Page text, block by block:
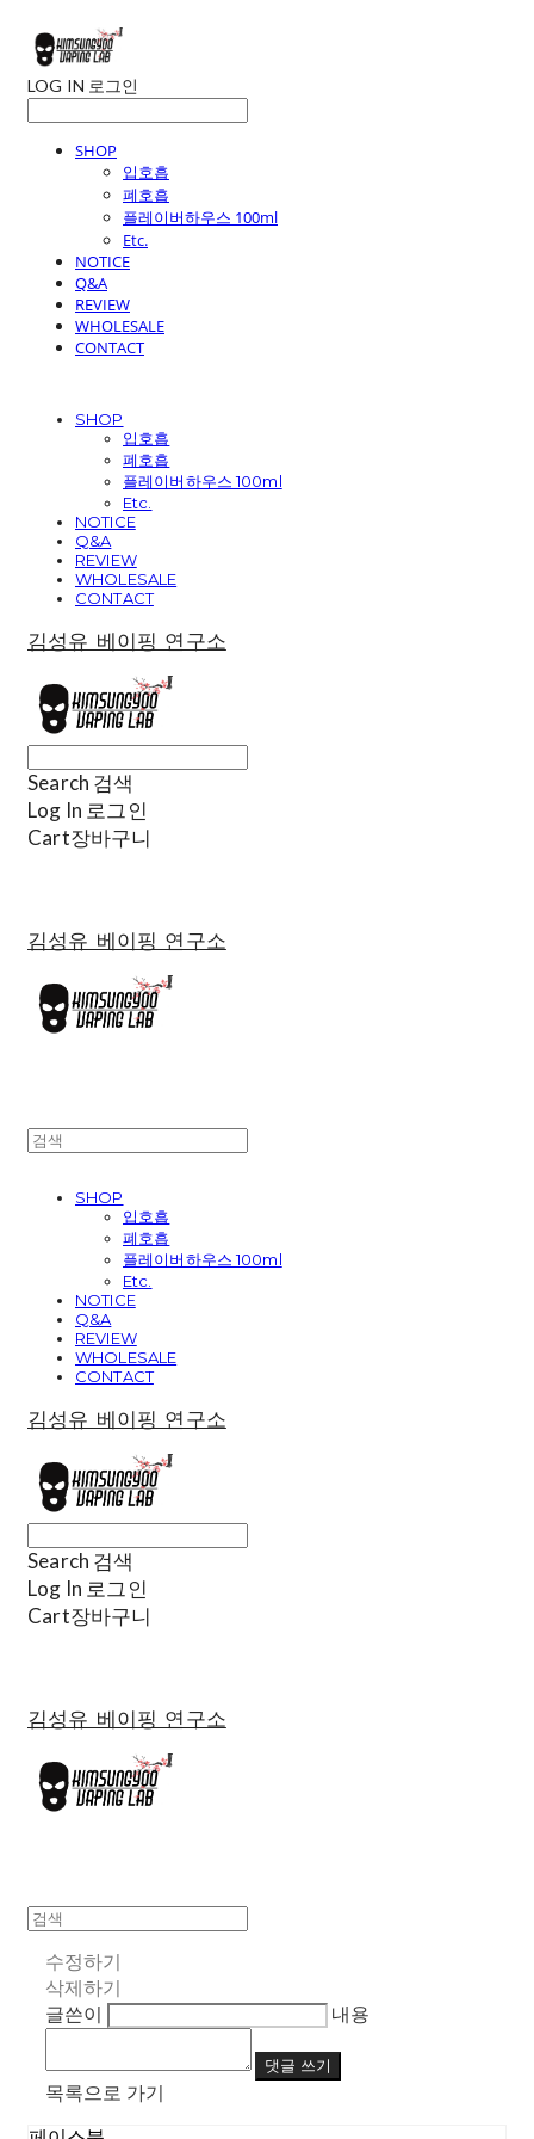
LOG IN 로그인
SHOP
입호흡
폐호흡
플레이버하우스 100ml
Etc.
NOTICE
Q&A
REVIEW
WHOLESALE
CONTACT
SHOP
입호흡
폐호흡
플레이버하우스 100ml
Etc.
NOTICE
Q&A
REVIEW
WHOLESALE
CONTACT
김성유 베이핑 연구소
Search 검색
Log In 로그인
Cart장바구니
김성유 베이핑 연구소
SHOP
입호흡
폐호흡
플레이버하우스 100ml
Etc.
NOTICE
Q&A
REVIEW
WHOLESALE
CONTACT
김성유 베이핑 연구소
Search 검색
Log In 로그인
Cart장바구니
김성유 베이핑 연구소
수정하기
삭제하기
글쓴이
내용
댓글 쓰기
목록으로 가기